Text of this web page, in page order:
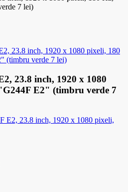
7 lei)
23.8 inch, 1920 x 1080 pixeli, 180
(timbru verde 7 lei)
23.8 inch, 1920 x 1080
E2" (timbru verde 7